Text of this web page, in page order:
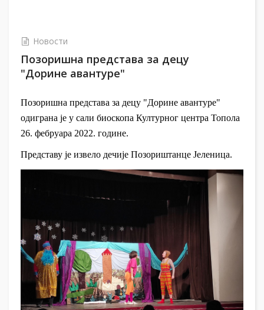
Новости
Позоришна представа за децу
"Дорине авантуре"
Позоришна представа за децу "Дорине авантуре"
одиграна је у сали биоскопа Културног центра Топола
26. фебруара 2022. године.
Представу је извело дечије Позориштанце Јеленица.